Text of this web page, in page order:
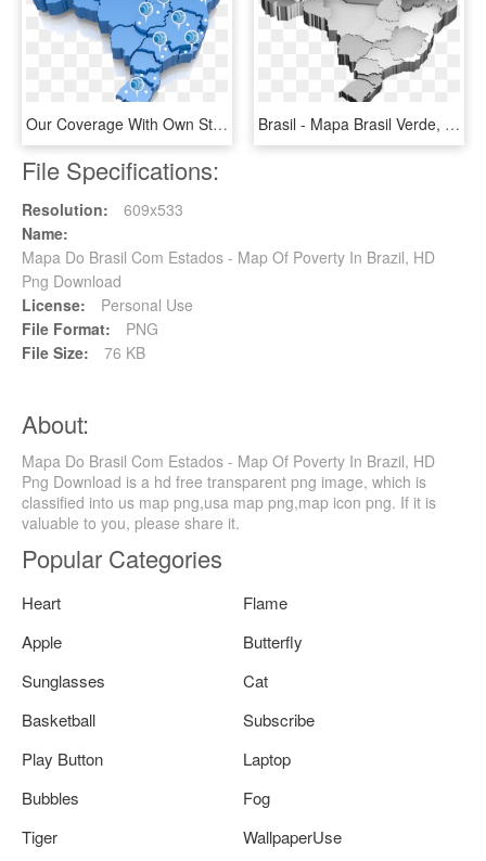
Our Coverage With Own Structure Embraces More Than - Mapa Brasil Png, Transparent Png Brasil - Mapa Brasil Verde, HD Png Download
File Specifications:
Resolution:
609x533
Name:
Mapa Do Brasil Com Estados - Map Of Poverty In Brazil, HD
Png Download
License:
Personal Use
File Format:
PNG
File Size:
76 KB
About:
Mapa Do Brasil Com Estados - Map Of Poverty In Brazil, HD
Png Download is a hd free transparent png image, which is
classified into us map png,usa map png,map icon png. If it is
valuable to you, please share it.
Popular Categories
Heart
Flame
Apple
Butterfly
Sunglasses
Cat
Basketball
Subscribe
Play Button
Laptop
Bubbles
Fog
Tiger
WallpaperUse